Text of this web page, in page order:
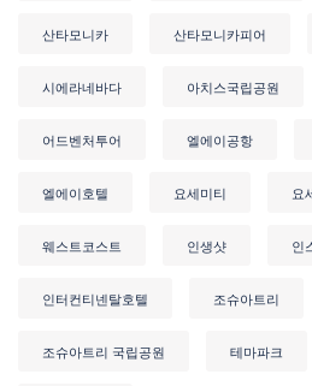
산타모니카 산타모니카피어
시에라네바다 아치스국립공원
어드벤처투어 엘에이공항
엘에이호텔 요세미티 요
웨스트코스트 인생샷 인
인터컨티넨탈호텔 조슈아트리
조슈아트리 국립공원 테마파크